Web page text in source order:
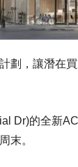
劃，讓潛在
Dr)的全新
末。